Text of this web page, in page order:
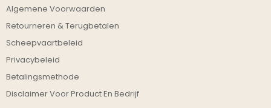
Algemene Voorwaarden
Retourneren & Terugbetalen
Scheepvaartbeleid
Privacybeleid
Betalingsmethode
Disclaimer Voor Product En Bedrijf